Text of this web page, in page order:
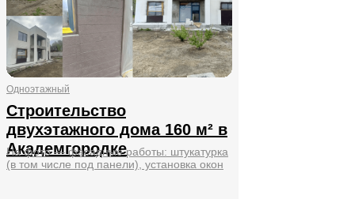
Строительство
двухэтажного дома 160 м² в
Академгородке
Одноэтажный
На фото — фасадные работы: штукатурка
(в том числе под панели), установка окон
Телефон
+7 (913) 890-93-15
Адреса
Фабричная, 19а, второй этаж
Яринская, 5, Новосибирск